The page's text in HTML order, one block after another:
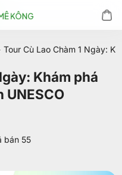
Tour Cù Lao Chàm 1 Ngày:
Khám phá
bán 55